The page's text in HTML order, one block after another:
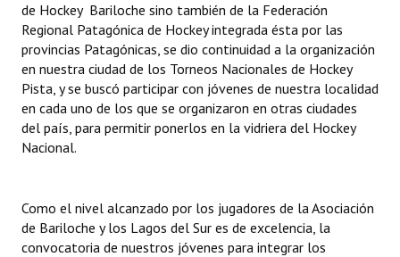
de Hockey Bariloche sino también de la Federación
Regional Patagónica de Hockey integrada ésta por las
provincias Patagónicas, se dio continuidad a la organización
en nuestra ciudad de los Torneos Nacionales de Hockey
Pista, y se buscó participar con jóvenes de nuestra localidad
en cada uno de los que se organizaron en otras ciudades
del país, para permitir ponerlos en la vidriera del Hockey
Nacional.
Como el nivel alcanzado por los jugadores de la Asociación
de Bariloche y los Lagos del Sur es de excelencia, la
convocatoria de nuestros jóvenes para integrar los